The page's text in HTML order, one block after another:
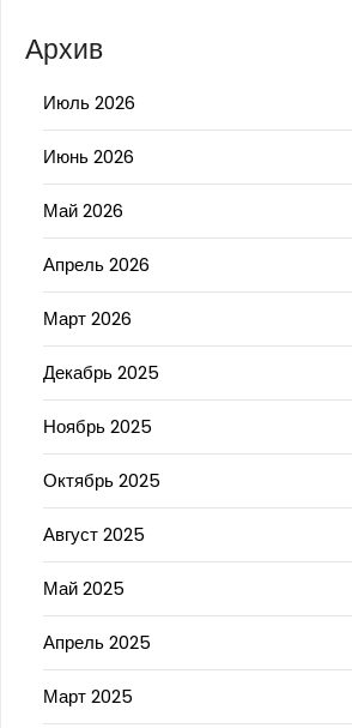
Архив
Июль 2026
Июнь 2026
Май 2026
Апрель 2026
Март 2026
Декабрь 2025
Ноябрь 2025
Октябрь 2025
Август 2025
Май 2025
Апрель 2025
Март 2025